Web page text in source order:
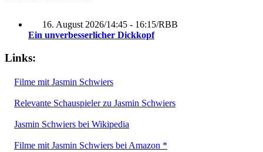
16. August 2026/14:45 - 16:15/RBB
Ein unverbesserlicher Dickkopf
Links:
Filme mit Jasmin Schwiers
Relevante Schauspieler zu Jasmin Schwiers
Jasmin Schwiers bei Wikipedia
Filme mit Jasmin Schwiers bei Amazon *